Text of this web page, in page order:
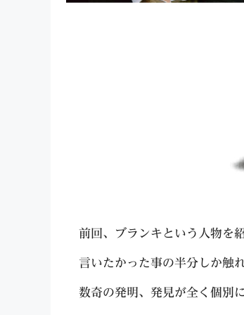
前回、ブランキという人物を
言いたかった事の半分しか触
数奇の発明、発見が全く個別に